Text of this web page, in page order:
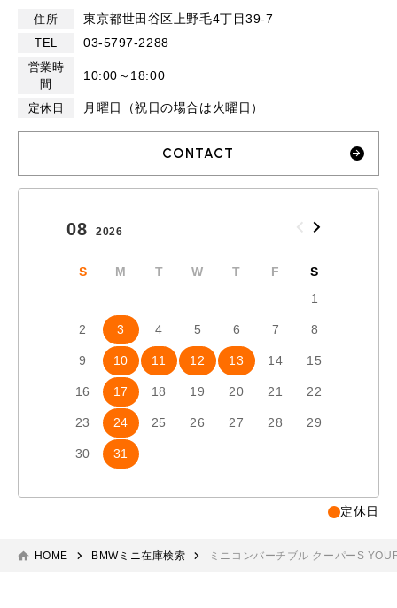
住所 東京都世田谷区上野毛4丁目39-7
TEL 03-5797-2288
営業時
間
10:00～18:00
定休日 月曜日（祝日の場合は火曜日）
CONTACT
08 2026
S M T W T F
S
1
2 3 4 5 6 7 8
9 10 11 12 13 14 15
16 17 18 19 20 21 22
23 24 25 26 27 28 29
30 31
定休日
HOME BMWミニ在庫検索 ミニコンバーチブル クーパーS